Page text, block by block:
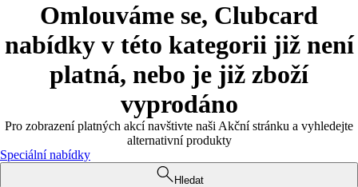
Omlouváme se, Clubcard
nabídky v této kategorii již není
platná, nebo je již zboží
vyprodáno
Pro zobrazení platných akcí navštivte naši Akční stránku a vyhledejte
alternativní produkty
Speciální nabídky
Hledat